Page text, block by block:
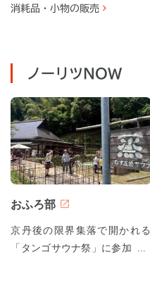
消耗品・ 小物の販売
ノーリツNOW
おふろ部
京丹後の限界集落で開かれる
「タンゴサウナ祭」に参加して